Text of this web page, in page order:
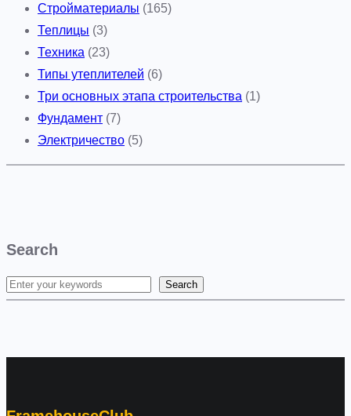
Стройматериалы (165)
Теплицы (3)
Техника (23)
Типы утеплителей (6)
Три основных этапа строительства (1)
Фундамент (7)
Электричество (5)
Search
S
Search